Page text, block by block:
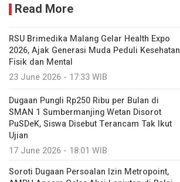
Read More
RSU Brimedika Malang Gelar Health Expo
2026, Ajak Generasi Muda Peduli Kesehatan
Fisik dan Mental
23 June 2026 - 17:33 WIB
Dugaan Pungli Rp250 Ribu per Bulan di
SMAN 1 Sumbermanjing Wetan Disorot
PuSDeK, Siswa Disebut Terancam Tak Ikut
Ujian
17 June 2026 - 18:01 WIB
Soroti Dugaan Persoalan Izin Metropoint,